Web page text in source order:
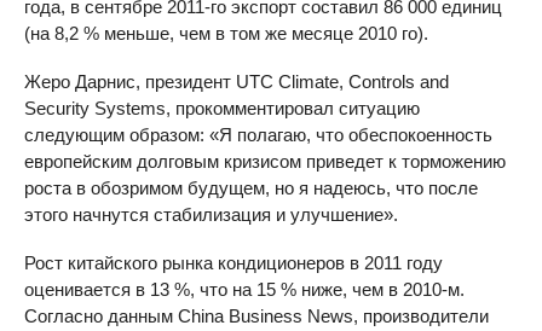
года, в сентябре 2011-го экспорт составил 86 000 единиц
(на 8,2 % меньше, чем в том же месяце 2010 го).
Жеро Дарнис, президент UTC Climate, Controls and
Security Systems, прокомментировал ситуацию
следующим образом: «Я полагаю, что обеспокоенность
европейским долговым кризисом приведет к торможению
роста в обозримом будущем, но я надеюсь, что после
этого начнутся стабилизация и улучшение».
Рост китайского рынка кондиционеров в 2011 году
оценивается в 13 %, что на 15 % ниже, чем в 2010-м.
Согласно данным China Business News, производители